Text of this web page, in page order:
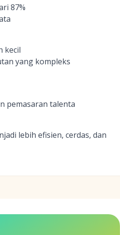
87%
kecil
yang kompleks
pemasaran talenta
lebih efisien, cerdas, dan